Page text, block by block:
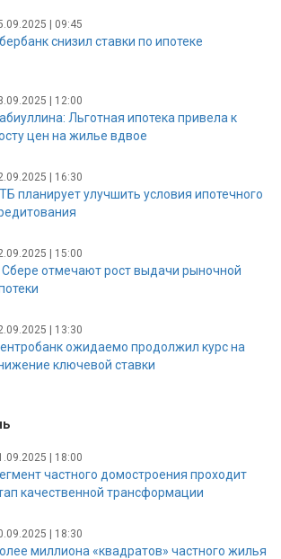
| 09:45
снизил ставки по ипотеке
| 12:00
Льготная ипотека привела к
цен на жилье вдвое
| 16:30
планирует улучшить условия ипотечного
| 15:00
Сбере отмечают рост выдачи рыночной
| 13:30
ожидаемо продолжил курс на
ключевой ставки
| 18:00
частного домостроения проходит
качественной трансформации
| 18:30
миллиона «квадратов» частного жилья